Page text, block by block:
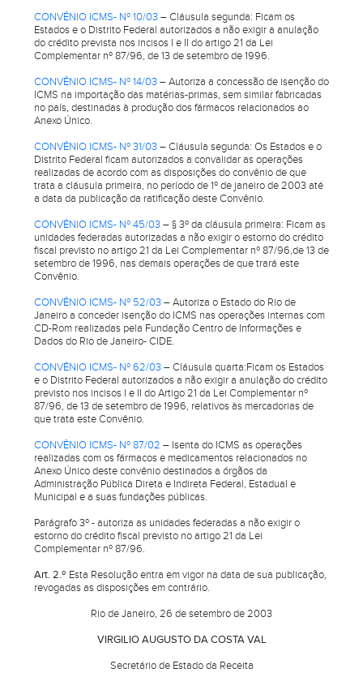
CONVÊNIO ICMS- Nº 10/03– Cláusula segunda: Ficam os
Estados e o Distrito Federal autorizados a não exigir a anulação
do crédito prevista nos incisos I e II do artigo 21 da Lei
Complementar nº 87/96, de 13 de setembro de 1996.
CONVÊNIO ICMS- Nº 14/03– Autoriza a concessão de isenção do
ICMS na importação das matérias-primas, sem similar fabricadas
no país, destinadas à produção dos fármacos relacionados ao
Anexo Único.
CONVÊNIO ICMS- Nº 31/03– Cláusula segunda: Os Estados e o
Distrito Federal ficam autorizados a convalidar as operações
realizadas de acordo com as disposições do convênio de que
trata a cláusula primeira, no período de 1º de janeiro de 2003 até
a data da publicação da ratificação deste Convênio.
CONVÊNIO ICMS- Nº 45/03– § 3º da cláusula primeira: Ficam as
unidades federadas autorizadas a não exigir o estorno do crédito
fiscal previsto no artigo 21 da Lei Complementar nº 87/96,de 13 de
setembro de 1996, nas demais operações de que trará este
Convênio.
CONVÊNIO ICMS- Nº 52/03– Autoriza o Estado do Rio de
Janeiro a conceder isenção do ICMS nas operações internas com
CD-Rom realizadas pela Fundação Centro de Informações e
Dados do Rio de Janeiro- CIDE.
CONVÊNIO ICMS- Nº 62/03–Cláusula quarta:Ficam os Estados
e o Distrito Federal autorizados a não exigir a anulação do crédito
previsto nos incisos I e II do Artigo 21 da Lei Complementar nº
87/96, de 13 de setembro de 1996, relativos às mercadorias de
que trata este Convênio.
CONVÊNIO ICMS- Nº 87/02 – Isenta do ICMS as operações
realizadas com os fármacos e medicamentos relacionados no
Anexo Único deste convênio destinados a órgãos da
Administração Pública Direta e Indireta Federal, Estadual e
Municipal e a suas fundações públicas.
Parágrafo 3º - autoriza as unidades federadas a não exigir o
estorno do crédito fiscal previsto no artigo 21 da Lei
Complementar nº 87/96.
Art. 2.º Esta Resolução entra em vigor na data de sua publicação,
revogadas as disposições em contrário.
Rio de Janeiro, 26 de setembro de 2003
VIRGILIO AUGUSTO DA COSTA VAL
Secretário de Estado da Receita